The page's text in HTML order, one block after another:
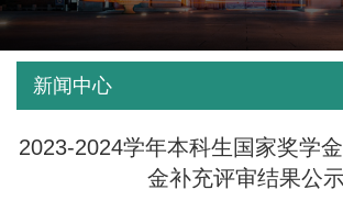
新闻中心
2023-2024学年本科生国家奖学
金补充评审结果公